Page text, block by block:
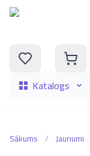
Katalogs
Sākums / Jaunumi